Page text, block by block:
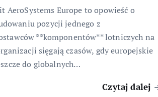
Europe to opowieść o
pozycji jednego z
**komponentów** lotniczych na
sięgają czasów, gdy europejskie
do globalnych…
Czytaj dalej